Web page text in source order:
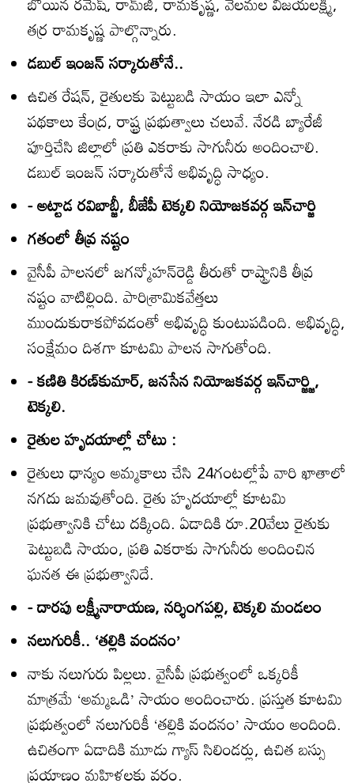
తర్ర రామకృష్ణ పాల్గొన్నారు.
డబుల్‌ ఇంజన్‌ సర్కారుతోనే..
ఉచిత రేషన్‌, రైతులకు పెట్టుబడి సాయం ఇలా ఎన్నో
పథకాలు కేంద్ర, రాష్ట్ర ప్రభుత్వాలు చలువే. నేరడి బ్యారేజీ
పూర్తిచేసి జిల్లాలో ప్రతి ఎకరాకు సాగునీరు అందించాలి.
డబుల్‌ ఇంజన్‌ సర్కారుతోనే అభివృద్ధి సాధ్యం.
- అట్టాడ రవిబాబ్జీ, బీజేపీ టెక్కలి నియోజకవర్గ ఇన్‌చార్జి
గతంలో తీవ్ర నష్టం
వైసీపీ పాలనలో జగన్మోహన్‌రెడ్డి తీరుతో రాష్ట్రానికి తీవ్ర
నష్టం వాటిల్లింది. పారిశ్రామికవేత్తలు
ముందుకురాకపోవడంతో అభివృద్ధి కుంటుపడింది. అభివృద్ధి,
సంక్షేమం దిశగా కూటమి పాలన సాగుతోంది.
- కణితి కిరణ్‌కుమార్‌, జనసేన నియోజకవర్గ ఇన్‌చార్జ్జి,
టెక్కలి.
రైతుల హృదయాల్లో చోటు :
రైతులు ధాన్యం అమ్మకాలు చేసి 24గంటల్లోపే వారి ఖాతాలో
నగదు జమవుతోంది. రైతు హృదయాల్లో కూటమి
ప్రభుత్వానికి చోటు దక్కింది. ఏడాదికి రూ.20వేలు రైతుకు
పెట్టుబడి సాయం, ప్రతి ఎకరాకు సాగునీరు అందించిన
ఘనత ఈ ప్రభుత్వానిదే.
- దారపు లక్ష్మీనారాయణ, నర్శింగపల్లి, టెక్కలి మండలం
నలుగురికీ.. ‘తల్లికి వందనం’
నాకు నలుగురు పిల్లలు. వైసీపీ ప్రభుత్వంలో ఒక్కరికీ
మాత్రమే ‘అమ్మఒడి’ సాయం అందించారు. ప్రస్తుత కూటమి
ప్రభుత్వంలో నలుగురికీ ‘తల్లికి వందనం’ సాయం అందింది.
ఉచితంగా ఏడాదికి మూడు గ్యాస్‌ సిలిండర్లు, ఉచిత బస్సు
ప్రయాణం మహిళలకు వరం.